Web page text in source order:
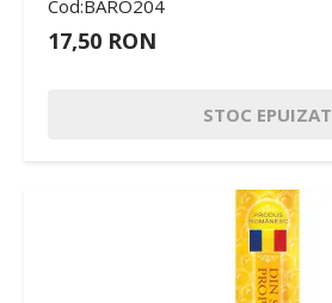
Cod:BARO204
17,50 RON
STOC EPUIZAT